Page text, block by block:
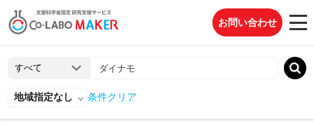
お問い合わせ
地域指定なし 条件クリア